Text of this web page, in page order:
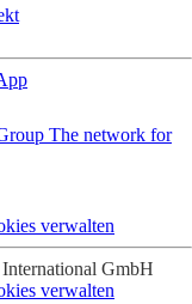
The network for
verwalten
GmbH
verwalten